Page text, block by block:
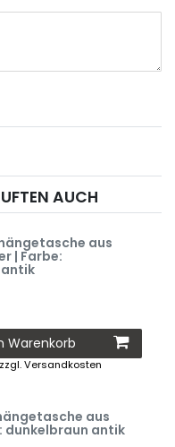
AUCH
aus
| Farbe:
Warenkorb
zzgl.Versandkosten
aus
dunkelbraun antik